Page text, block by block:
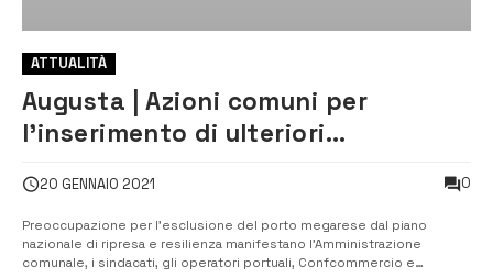
ATTUALITÀ
Augusta | Azioni comuni per
l’inserimento di ulteriori
tecnico
20 GENNAIO 2021 0
Preoccupazione per l’esclusione del porto megarese dal piano
nazionale di ripresa e resilienza manifestano l’Amministrazione
comunale, i sindacati, gli operatori portuali, Confcommercio e